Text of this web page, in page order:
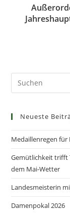
Neueste
Medaillenregen für
Gemütlichkeit trifft
dem Mai-Wetter
Landesmeisterin
Damenpokal 2026